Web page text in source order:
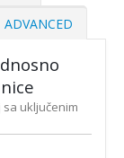
ADVANCED
uključenim